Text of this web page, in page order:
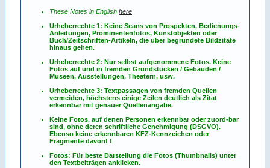
These Notes in English here
Urheberrechte 1: Keine Scans von Prospekten, Bedienungs-
Anleitungen, Prominentenfotos, Kunstobjekten oder
Buch/Zeitschriften-Artikeln, die über begründete Bildzitate
hinaus gehen.
Urheberrechte 2: Nur selbst aufgenommene Fotos. Keine
Fotos auf und in fremden Grundstücken / Gebäuden /
Museen, Ausstellungen, Theatern, usw.
Urheberrechte 3: Textpassagen von fremden Quellen
vermeiden, höchstens einige Zeilen deutlich als Zitat
erkennbar mit genauer Quellenangabe.
Keine Fotos, auf denen Personen erkennbar oder zuord-bar
sind, ohne deren schriftliche Genehmigung (DSGVO).
Ebenso keine erkennbaren KFZ-Kennzeichen oder
Fragmente davon! !
Fotos: Für beste Darstellung die Fotos (Thumbnails) unter
den Textbeiträgen anklicken.